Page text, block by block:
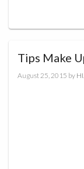
Tips Make
August 25, 2015 by